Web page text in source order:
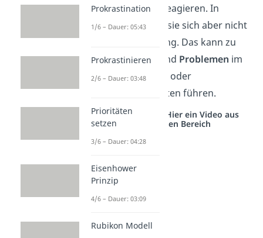
Freundlichkeit
reagieren. In
Wirklichkeit hält sie sich aber nicht
an die Abmachung. Das kann zu
Enttäuschung
und Problemen im
Zusammenleben oder
Zusammenarbeiten führen.
Studyflix vernetzt: Hier ein Video aus
einem anderen Bereich
Prokrastination
1/6 – Dauer: 05:43
Prokrastinieren
2/6 – Dauer: 03:48
Prioritäten
setzen
3/6 – Dauer: 04:28
Eisenhower
Prinzip
4/6 – Dauer: 03:09
Rubikon Modell